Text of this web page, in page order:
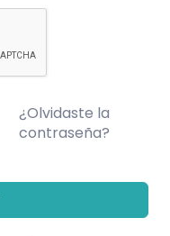
¿Olvidaste la
contraseña?